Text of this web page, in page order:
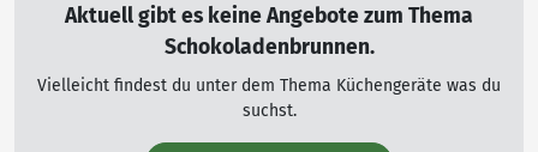
Aktuell gibt es keine Angebote zum Thema
Schokoladenbrunnen.
Vielleicht findest du unter dem Thema Küchengeräte was du
suchst.